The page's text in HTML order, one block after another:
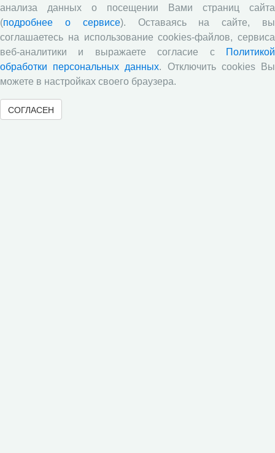
Все сообщения »
Объявления
Стартовал прием заявок на XI Всероссийский
аспирантов!
анализа данных о посещении Вами страниц сайта
(подробнее о сервисе). Оставаясь на сайте, вы
соглашаетесь на использование cookies-файлов, сервиса
веб-аналитики и выражаете согласие с
Политикой
обработки персональных данных. Отключить cookies Вы
можете в настройках своего браузера.
СОГЛАСЕН